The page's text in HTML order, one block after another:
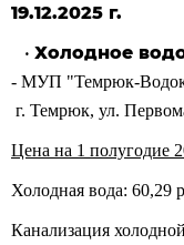
19.12.2025 г.
• Холодное
- МУП "Темрюк-
г. Темрюк, ул.
Цена на 1 полугодие
Холодная вода: 60,29
Канализация